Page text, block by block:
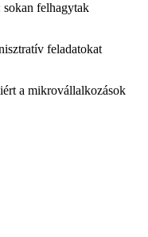
felhagytak
feladatokat
a mikrovállalkozások